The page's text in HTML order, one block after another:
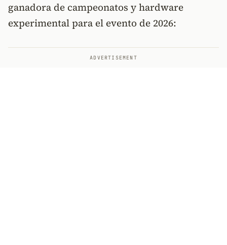
ganadora de campeonatos y hardware
experimental para el evento de 2026:
ADVERTISEMENT